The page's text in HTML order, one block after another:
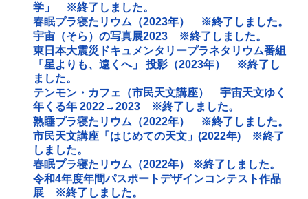
学」 ※終了しました。
春眠プラ寝たリウム（2023年） ※終了しました。
宇宙（そら）の写真展2023 ※終了しました。
東日本大震災ドキュメンタリープラネタリウム番組
「星よりも、遠くへ」 投影（2023年） ※終了し
ました。
テンモン・カフェ（市民天文講座） 宇宙天文ゆく
年くる年 2022→2023 ※終了しました。
熟睡プラ寝たリウム（2022年） ※終了しました。
市民天文講座「はじめての天文」(2022年) ※終了
しました。
春眠プラ寝たリウム（2022年） ※終了しました。
令和4年度年間パスポートデザインコンテスト作品
展 ※終了しました。